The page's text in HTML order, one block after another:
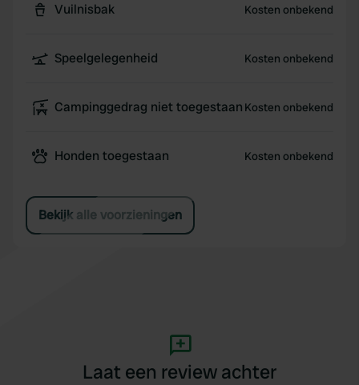
Vuilnisbak Kosten onbekend
Speelgelegenheid Kosten onbekend
Campinggedrag niet toegestaan Kosten onbekend
Honden toegestaan Kosten onbekend
Bekijk alle voorzieningen
Laat een review achter